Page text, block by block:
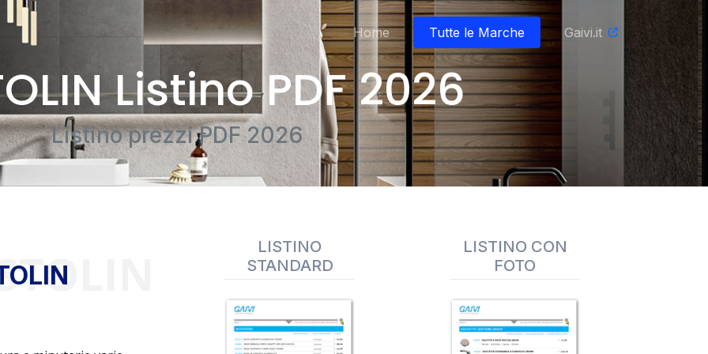
Home Tutte le Marche Gaivi.it
Listino PDF 2026
Listino prezzi PDF 2026
LISTINO
STANDARD
LISTINO CON
FOTO